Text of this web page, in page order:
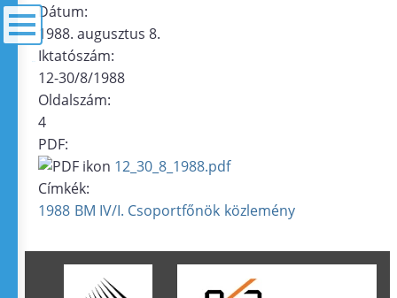
Dátum:
1988. augusztus 8.
Iktatószám:
12-30/8/1988
Oldalszám:
4
PDF:
12_30_8_1988.pdf
Címkék:
1988 BM IV/I. Csoportfőnök közlemény